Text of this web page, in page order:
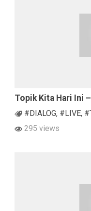
Topik Kita Hari Ini
#DIALOG, #LIVE,
295 views